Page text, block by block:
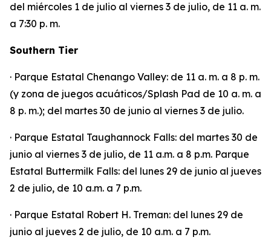
del miércoles 1 de julio al viernes 3 de julio, de 11 a. m.
a 7:30 p. m.
Southern Tier
· Parque Estatal Chenango Valley: de 11 a. m. a 8 p. m.
(y zona de juegos acuáticos/Splash Pad de 10 a. m. a
8 p. m.); del martes 30 de junio al viernes 3 de julio.
· Parque Estatal Taughannock Falls: del martes 30 de
junio al viernes 3 de julio, de 11 a.m. a 8 p.m. Parque
Estatal Buttermilk Falls: del lunes 29 de junio al jueves
2 de julio, de 10 a.m. a 7 p.m.
· Parque Estatal Robert H. Treman: del lunes 29 de
junio al jueves 2 de julio, de 10 a.m. a 7 p.m.